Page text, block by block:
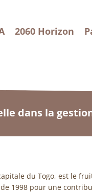
2060 Horizon
dans la
du Togo, est le
1998 pour une